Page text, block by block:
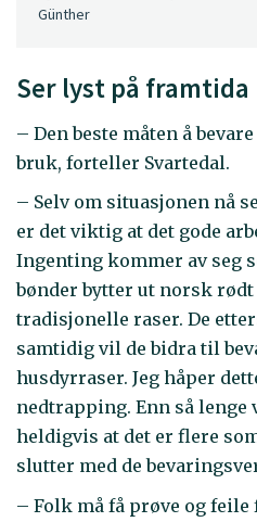
Günther
Ser lyst på framtida
– Den beste måten å
bruk, forteller Svartedal.
– Selv om situasjonen nå
er det viktig at det gode
Ingenting kommer av seg
bønder bytter ut norsk rødt
tradisjonelle raser. De
samtidig vil de bidra til
husdyrraser. Jeg håper
nedtrapping. Enn så
heldigvis at det er flere
slutter med de
– Folk må få prøve og